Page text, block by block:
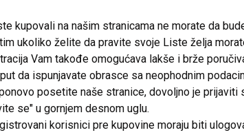
kupovali na našim stranicama ne morate da
ukoliko želite da pravite svoje Liste želja
Vam takođe omogućava lakše i brže
da ispunjavate obrasce sa neophodnim
posetite naše stranice, dovoljno je prijaviti
se" u gornjem desnom uglu.
korisnici pre kupovine moraju biti